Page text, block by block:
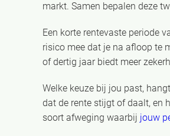
markt. Samen bepalen deze
Een korte rentevaste periode
risico mee dat je na afloop te
of dertig jaar biedt meer
Welke keuze bij jou past,
dat de rente stijgt of daalt, en
soort afweging waarbij jouw